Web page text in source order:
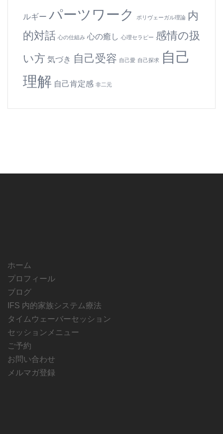
ルギー パーツワーク ポリヴェーガル理論 内
的対話 心の仕組み 心の癒し 心理セラピー 感情の扱
い方 気づき 自己受容 自己愛 自己探求
自己
理解 自己肯定感 非二元
ホーム
プロフィール
ブログ
IFS 内的家族システム療法
タイムウェーバーセッション
セッションメニュー
ご予約
お問い合わせ
メルマガ登録